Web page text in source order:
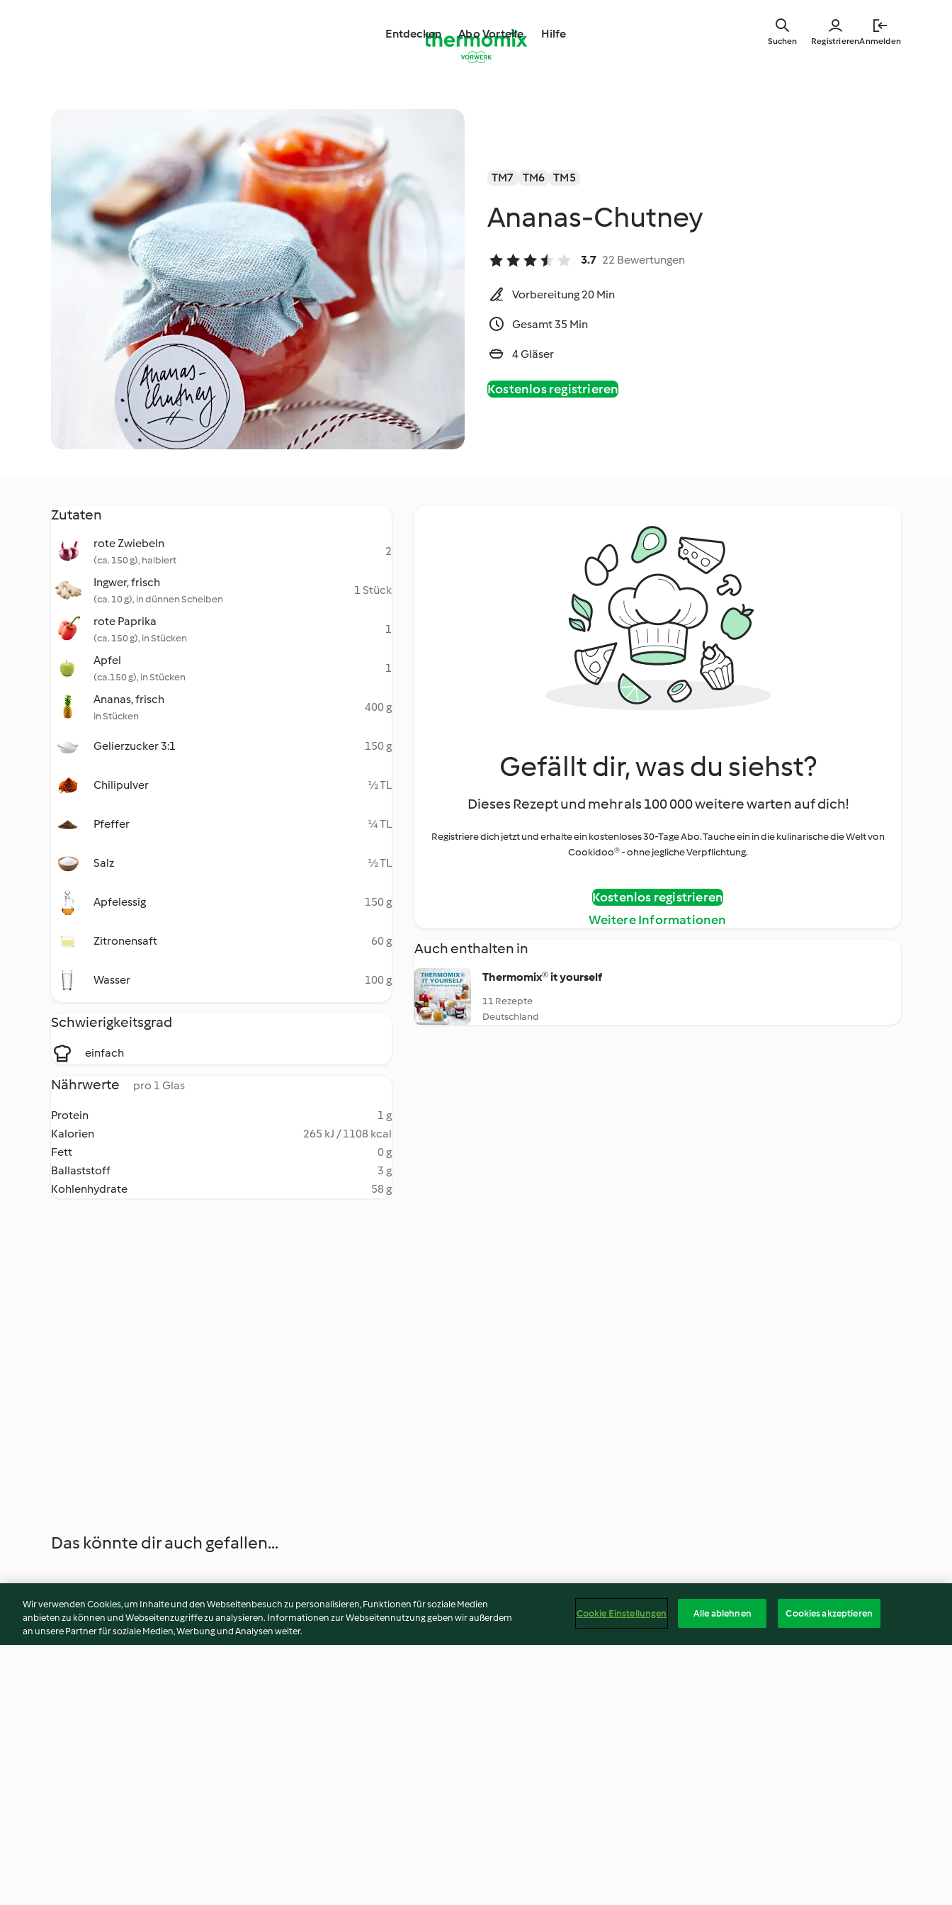
springen
Entdecken Abo Vorteile Hilfe
RegistrierenAnmelden
Suchen
TM7 TM6 TM5
Ananas-Chutney
3.7 22 Bewertungen
Vorbereitung 20 Min
Gesamt 35 Min
4 Gläser
Kostenlos registrieren
Zutaten
rote Zwiebeln
(ca. 150 g), halbiert
2
Ingwer, frisch
(ca. 10 g), in dünnen Scheiben
1 Stück
rote Paprika
(ca. 150 g), in Stücken
1
Apfel
(ca.150 g), in Stücken
1
Ananas, frisch
in Stücken
400 g
Gelierzucker 3:1 150 g
Chilipulver ½ TL
Pfeffer ¼ TL
Salz ½ TL
Apfelessig 150 g
Zitronensaft 60 g
Wasser 100 g
Schwierigkeitsgrad
einfach
Nährwerte pro 1 Glas
Protein
1 g
Kalorien
265 kJ / 1108 kcal
Fett
0 g
Ballaststoff
3 g
Kohlenhydrate
58 g
Gefällt dir, was du siehst?
Dieses Rezept und mehr als 100 000 weitere warten auf dich!
Registriere dich jetzt und erhalte ein kostenloses 30-Tage Abo. Tauche ein in die kulinarische die Welt von
Cookidoo® - ohne jegliche Verpflichtung.
Kostenlos registrieren
Weitere Informationen
Auch enthalten in
Thermomix® it yourself
11 Rezepte
Deutschland
Das könnte dir auch gefallen...
Wir verwenden Cookies, um Inhalte und den Webseitenbesuch zu personalisieren, Funktionen für soziale Medien
anbieten zu können und Webseitenzugriffe zu analysieren. Informationen zur Webseitennutzung geben wir außerdem
an unsere Partner für soziale Medien, Werbung und Analysen weiter.
Cookie Einstellungen Alle ablehnen Cookies akzeptieren